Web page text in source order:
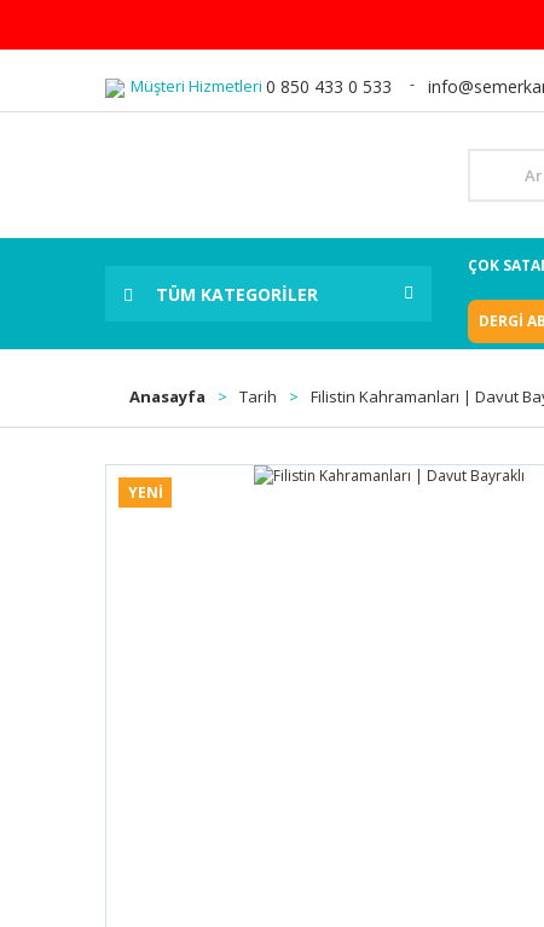
Müşteri Hizmetleri 0 850 433 0 533
TÜM KATEGORİLER
ÇOK
DERGİ
Anasayfa Tarih Filistin Kahramanları | Davut
YENİ